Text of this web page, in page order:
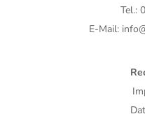
Tel.:
E-Mail: